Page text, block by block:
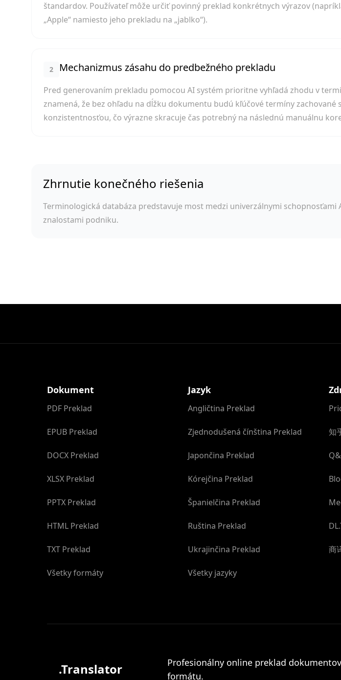
štandardov. Používateľ môže určiť povinný preklad konkrétnych výrazov
„Apple“ namiesto jeho prekladu na „jablko“).
2 Mechanizmus zásahu do predbežného prekladu
Pred generovaním prekladu pomocou AI systém prioritne vyhľadá zhodu v
znamená, že bez ohľadu na dĺžku dokumentu budú kľúčové termíny zachované
konzistentnosťou, čo výrazne skracuje čas potrebný na následnú manuálnu
Zhrnutie konečného riešenia
Terminologická databáza predstavuje most medzi univerzálnymi schopnosťami
znalostami podniku.
Dokument
PDF Preklad
EPUB Preklad
DOCX Preklad
XLSX Preklad
PPTX Preklad
HTML Preklad
TXT Preklad
Všetky formáty
Jazyk
Angličtina Preklad
Zjednodušená čínština Preklad
Japončina Preklad
Kórejčina Preklad
Španielčina Preklad
Ruština Preklad
Ukrajinčina Preklad
Všetky jazyky
知
商
.Translator
Profesionálny online preklad
formátu.